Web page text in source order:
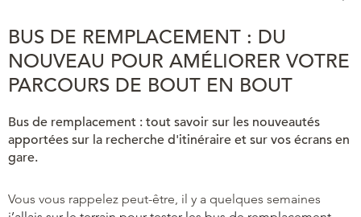
BUS DE REMPLACEMENT​ : DU
NOUVEAU POUR AMÉLIORER VOTRE
PARCOURS DE BOUT EN BOUT
Bus de remplacement : tout savoir sur les nouveautés
apportées sur la recherche d'itinéraire et sur vos écrans en
gare.
Vous vous rappelez peut-être, il y a quelques semaines